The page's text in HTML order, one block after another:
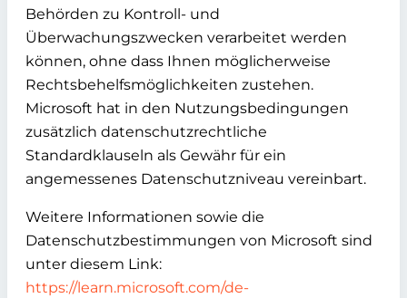
Behörden zu Kontroll- und
Überwachungszwecken verarbeitet werden
können, ohne dass Ihnen möglicherweise
Rechtsbehelfsmöglichkeiten zustehen.
Microsoft hat in den Nutzungsbedingungen
zusätzlich datenschutzrechtliche
Standardklauseln als Gewähr für ein
angemessenes Datenschutzniveau vereinbart.
Weitere Informationen sowie die
Datenschutzbestimmungen von Microsoft sind
unter diesem Link:
https://learn.microsoft.com/de-